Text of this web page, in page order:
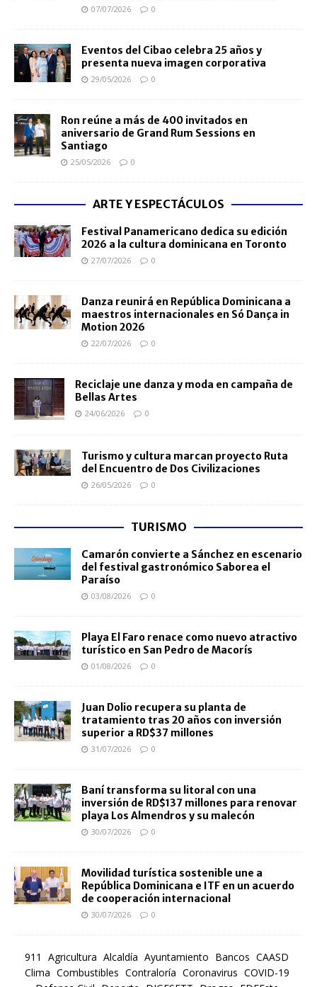
07/07/2026 0
Eventos del Cibao celebra 25 años y
presenta nueva imagen corporativa
29/05/2026 0
Ron reúne a más de 400 invitados en
aniversario de Grand Rum Sessions en
Santiago
25/05/2026 0
ARTE Y ESPECTÁCULOS
Festival Panamericano dedica su edición
2026 a la cultura dominicana en Toronto
27/07/2026 0
Danza reunirá en República Dominicana a
maestros internacionales en Só Dança in
Motion 2026
22/07/2026 0
Reciclaje une danza y moda en campaña de
Bellas Artes
24/06/2026 0
Turismo y cultura marcan proyecto Ruta
del Encuentro de Dos Civilizaciones
26/05/2026 0
TURISMO
Camarón convierte a Sánchez en escenario
del festival gastronómico Saborea el
Paraíso
03/08/2026 0
Playa El Faro renace como nuevo atractivo
turístico en San Pedro de Macorís
01/08/2026 0
Juan Dolio recupera su planta de
tratamiento tras 20 años con inversión
superior a RD$37 millones
31/07/2026 0
Baní transforma su litoral con una
inversión de RD$137 millones para renovar
playa Los Almendros y su malecón
30/07/2026 0
Movilidad turística sostenible une a
República Dominicana e ITF en un acuerdo
de cooperación internacional
30/07/2026 0
911 Agricultura Alcaldía Ayuntamiento Bancos CAASD
Clima Combustibles Contraloría Coronavirus COVID-19